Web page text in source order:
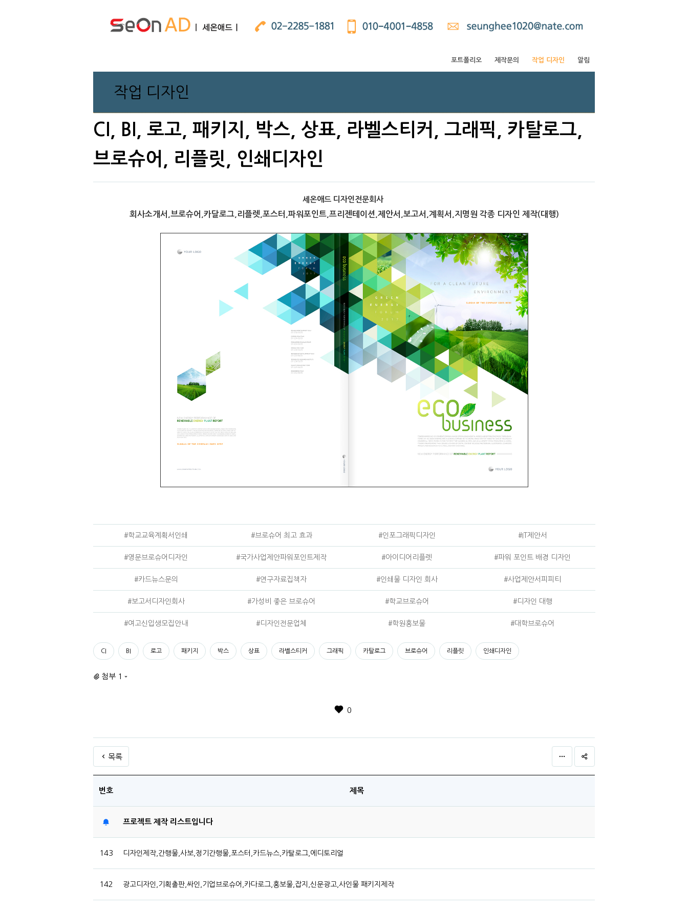
알림
작업 디자인
제작문의
포트폴리오
작업 디자인
CI, BI, 로고, 패키지, 박스, 상표, 라벨스티커, 그래픽, 카탈로그,
브로슈어, 리플릿, 인쇄디자인
세온애드 디자인전문회사
회사소개서,브로슈어,카달로그,리플렛,포스터,파워포인트,프리젠테이션,제안서,보고서,계획서,지명원 각종 디자인 제작(대행)
#학교교육계획서인쇄 #브로슈어 최고 효과 #인포그래픽디자인 #IT제안서
#영문브로슈어디자인 #국가사업제안파워포인트제작 #아이디어리플렛 #파워 포인트 배경 디자인
#카드뉴스문의 #연구자료집책자 #인쇄물 디자인 회사 #사업제안서피피티
#보고서디자인회사 #가성비 좋은 브로슈어 #학교브로슈어 #디자인 대행
#여고신입생모집안내 #디자인전문업체 #학원홍보물 #대학브로슈어
CI BI 로고 패키지 박스 상표 라벨스티커 그래픽 카탈로그 브로슈어 리플릿 인쇄디자인
첨부 1
0
목록
번호 제목
프로젝트 제작 리스트입니다
143 디자인제작,간행물,사보,정기간행물,포스터,카드뉴스,카탈로그,에디토리얼
142 광고디자인,기획출판,싸인,기업브로슈어,카다로그,홍보물,잡지,신문광고,사인물 패키지제작